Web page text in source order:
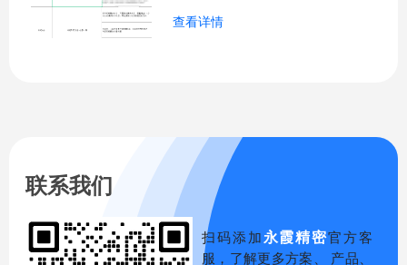
查看详情
联系我们
扫码添加永霞精密官方客
服，了解更多方案、 产品、